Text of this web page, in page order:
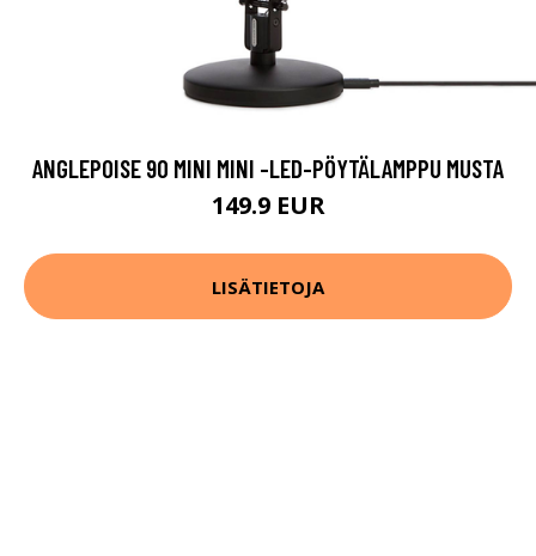
ANGLEPOISE 90 MINI MINI -LED-PÖYTÄLAMPPU MUSTA
149.9 EUR
LISÄTIETOJA